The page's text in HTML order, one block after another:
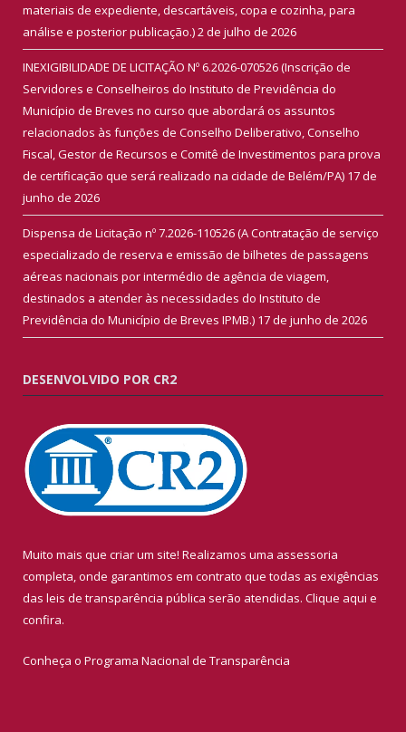
materiais de expediente, descartáveis, copa e cozinha, para
análise e posterior publicação.)2 de julho de 2026
INEXIGIBILIDADE DE LICITAÇÃO Nº 6.2026-070526 (Inscrição de
Servidores e Conselheiros do Instituto de Previdência do
Município de Breves no curso que abordará os assuntos
relacionados às funções de Conselho Deliberativo, Conselho
Fiscal, Gestor de Recursos e Comitê de Investimentos para prova
de certificação que será realizado na cidade de Belém/PA) 17 de
junho de 2026
Dispensa de Licitação nº 7.2026-110526 (A Contratação de serviço
especializado de reserva e emissão de bilhetes de passagens
aéreas nacionais por intermédio de agência de viagem,
destinados a atender às necessidades do Instituto de
Previdência do Município de Breves IPMB.) 17 de junho de 2026
DESENVOLVIDO POR CR2
Muito mais que criar um site! Realizamos uma assessoria
completa, onde garantimos em contrato que todas as exigências
das leis de transparência pública serão atendidas. Clique aqui e
confira.
Conheça o Programa Nacional de Transparência